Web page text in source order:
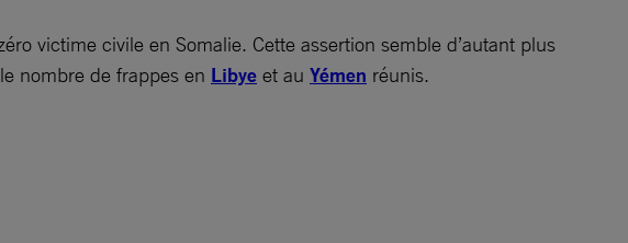
victime civile en Somalie. Cette assertion semble d’autant plus
nombre de frappes en Libye et au Yémen réunis.